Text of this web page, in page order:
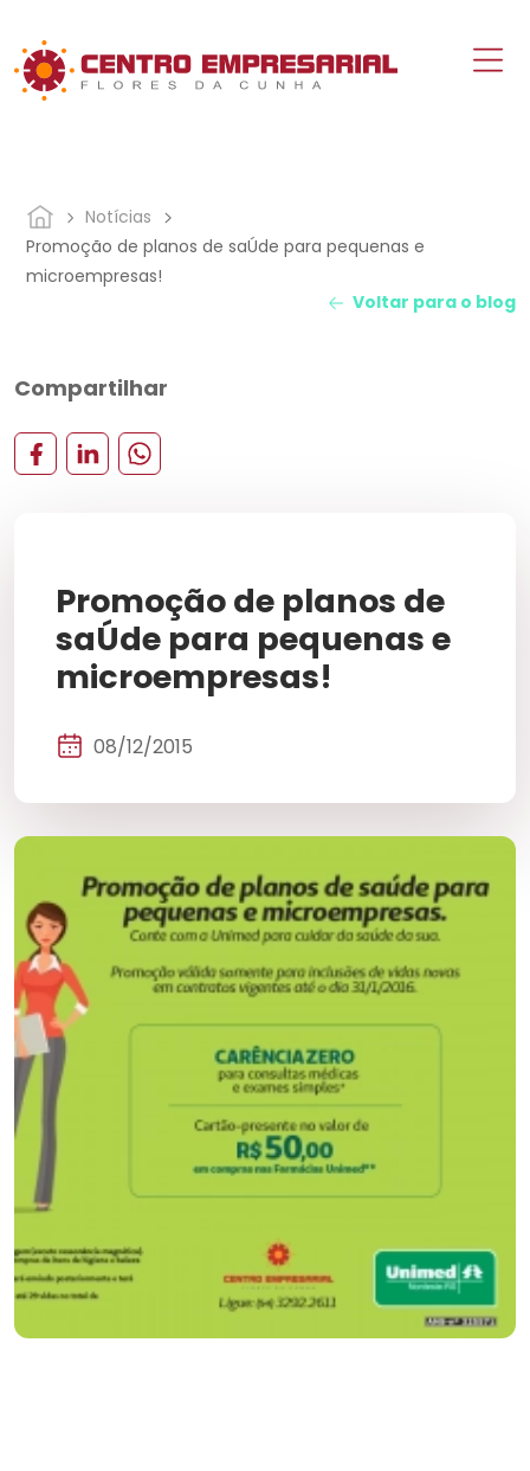
Notícias
Promoção de planos de saÚde para pequenas e
microempresas!
Voltar para o blog
Compartilhar
Promoção de planos de
saÚde para pequenas e
microempresas!
08/12/2015